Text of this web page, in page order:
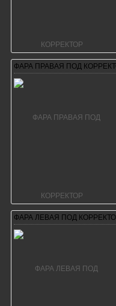
ФАРА ПРАВАЯ ПОД
ФАРА ЛЕВАЯ ПОД